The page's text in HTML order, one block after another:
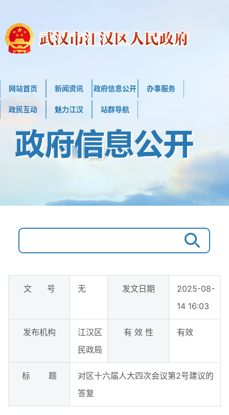
网站首页 新闻资讯 政府信息公开 办事服务
政民互动 魅力江汉 站群导航
文 号 无 发文日期
2025-08-
14 16:03
发布机构
江汉区
民政局
有 效 性 有效
标 题
对区十六届人大四次会议第2号建议的
答复